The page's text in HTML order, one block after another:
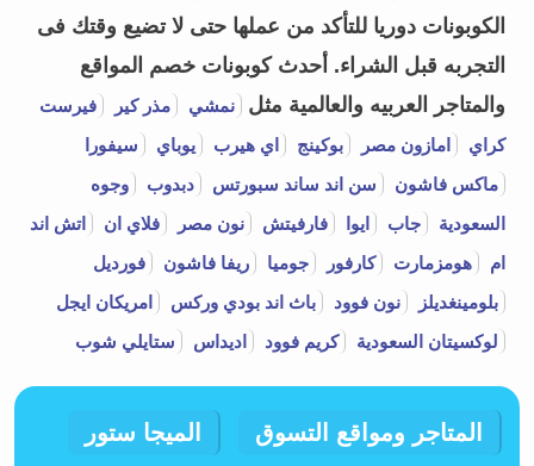
الكوبونات دوريا للتأكد من عملها حتى لا تضيع وقتك فى
التجربه قبل الشراء. أحدث كوبونات خصم المواقع
والمتاجر العربيه والعالمية مثل
نمشي مذر كير
فيرست
كراي
امازون مصر بوكينج اي هيرب يوباي
سيفورا
ماكس فاشون
سن اند ساند سبورتس دبدوب
وجوه
السعودية
جاب ايوا فارفيتش نون مصر فلاي ان
اتش اند
ام
هومزمارت كارفور جوميا ريفا فاشون
فورديل
بلومينغديلز
نون فوود باث اند بودي وركس
امريكان ايجل
لوكسيتان السعودية
كريم فوود اديداس ستايلي شوب
المتاجر ومواقع التسوق الميجا ستور